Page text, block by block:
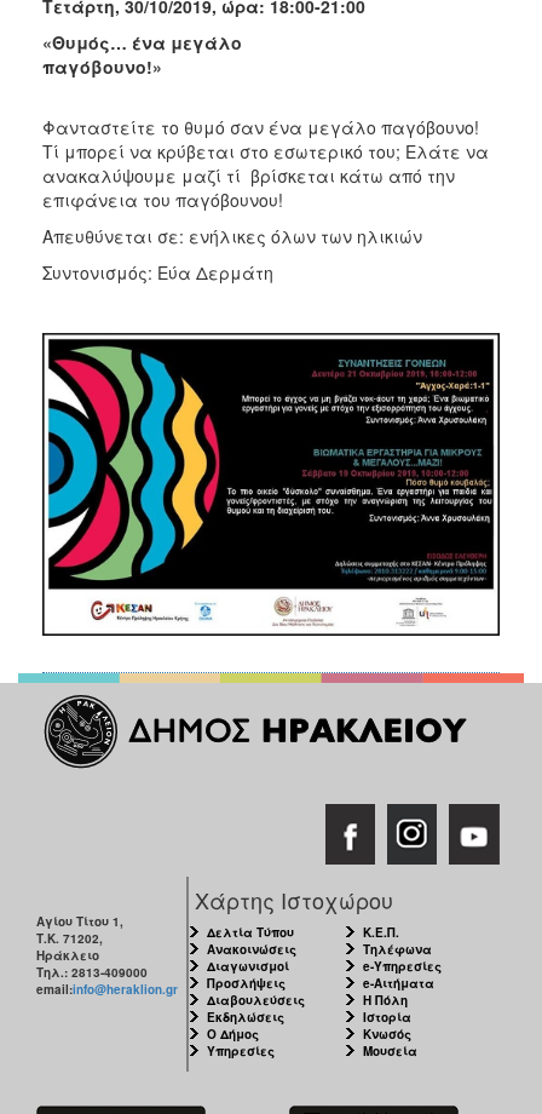
Τετάρτη, 30/10/2019, ώρα: 18:00-21:00
«Θυμός… ένα μεγάλο
παγόβουνο!»
Φανταστείτε το θυμό σαν ένα μεγάλο παγόβουνο!
Τί μπορεί να κρύβεται στο εσωτερικό του; Ελάτε να
ανακαλύψουμε μαζί τί βρίσκεται κάτω από την
επιφάνεια του παγόβουνου!
Απευθύνεται σε: ενήλικες όλων των ηλικιών
Συντονισμός: Εύα Δερμάτη
Αγίου Τίτου 1,
Τ.Κ. 71202,
Ηράκλειο
Τηλ.: 2813-409000
email:info@heraklion.gr
Χάρτης Ιστοχώρου
Δελτία Τύπου
Ανακοινώσεις
Διαγωνισμοί
Προσλήψεις
Διαβουλεύσεις
Εκδηλώσεις
Ο Δήμος
Υπηρεσίες
Κ.Ε.Π.
Τηλέφωνα
e-Υπηρεσίες
e-Αιτήματα
Η Πόλη
Ιστορία
Κνωσός
Μουσεία